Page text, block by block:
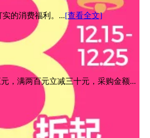
的消费福利。...[查看全文]
，满两百元立减三十元，采购金额...